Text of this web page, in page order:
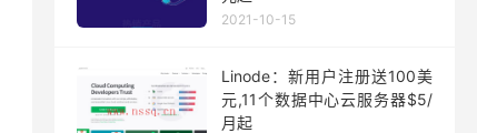
2021-10-15
Linode：新用户注册送100美
元,11个数据中心云服务器$5/
月起